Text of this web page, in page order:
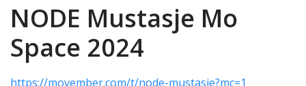
NODE Mustasje Mo
Space 2024
https://movember.com/t/node-mustasje?mc=1